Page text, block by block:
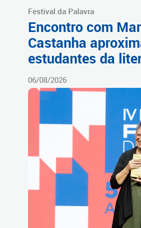
Festival da Palavra
Encontro com
Castanha
estudantes da
06/08/2026